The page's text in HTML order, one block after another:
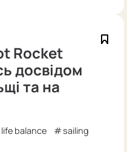
Rocket
досвідом
та на
balance
sailing